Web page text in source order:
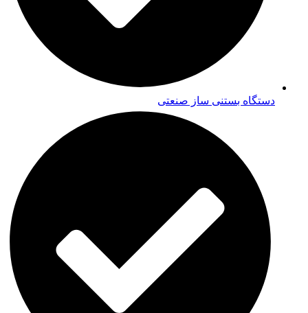
دستگاه بستنی ساز صنعتی